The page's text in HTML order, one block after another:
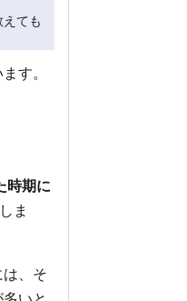
ても
す。
時期に
ま
、そ